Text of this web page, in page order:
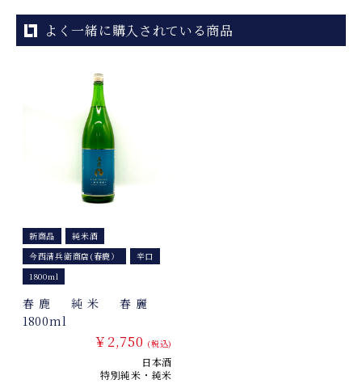
よく一緒に購入されている商品
新商品
純米酒
今西清兵衛商店(春鹿）
辛口
1800ml
春鹿 純米 春麗
1800ml
￥2,750 (税込)
日本酒
特別純米・純米